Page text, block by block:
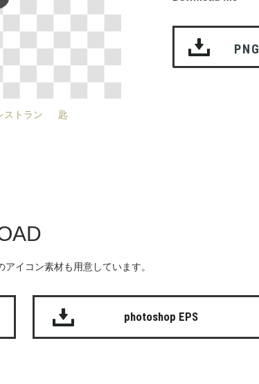
ストラン
匙
PNG
イコン素材も用意しています。
photoshop EPS